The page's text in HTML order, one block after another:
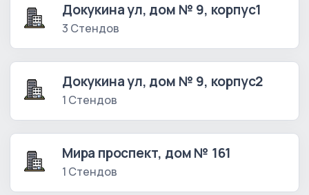
Докукина ул, дом № 9, корпус1
3 Стендов
Докукина ул, дом № 9, корпус2
1 Стендов
Мира проспект, дом № 161
1 Стендов